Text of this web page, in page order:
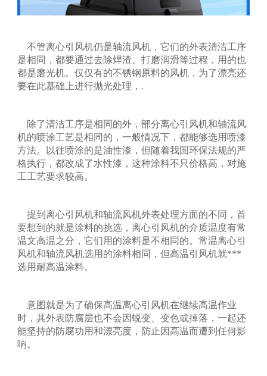
不管离心引风机仍是轴流风机，它们的外表清洁工序
是相同，都要通过去除焊渣、打磨润滑等过程，用的也
都是磨光机。仅仅有的不锈钢原料的风机，为了漂亮还
要在此基础上进行抛光处理，.
除了清洁工序是相同的外，部分离心引风机和轴流风
机的喷涂工艺是相同的，一般情况下，都能够选用喷漆
方法。以往喷涂的是油性漆，但随着我国环保法规的严
格执行，都改成了水性漆，这种涂料不只价格高，对施
工工艺要求较高。
提到离心引风机和轴流风机外表处理方面的不同，首
要想到的就是涂料的挑选，离心引风机的介质温度有常
温文高温之分，它们用的涂料是不相同的。常温离心引
风机和轴流风机选用的涂料相同，但高温引风机就***
选用耐高温涂料。
意图就是为了确保高温离心引风机在继续高温作业
时，其外表防腐层也不会因蜕变、变色或掉落，一起还
能坚持的防腐功用和漂亮度，防止因高温而遭到任何影
响。